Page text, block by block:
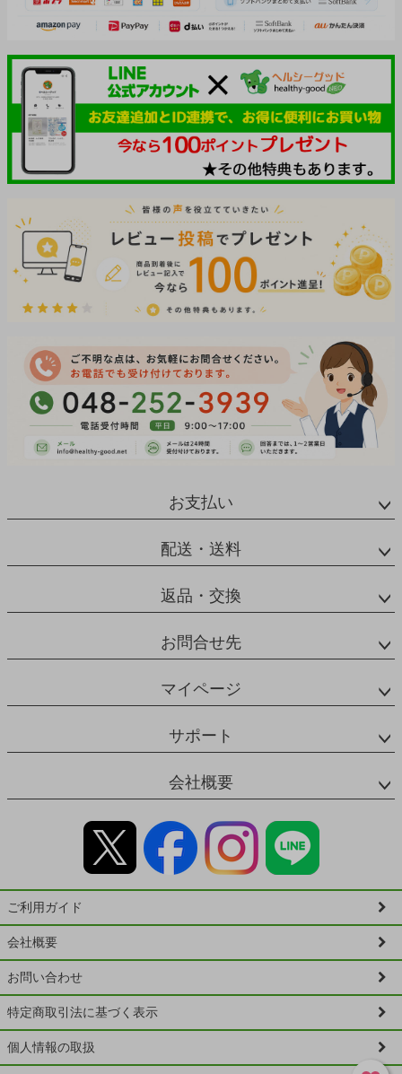
お支払い
配送・送料
返品・交換
お問合せ先
マイページ
サポート
会社概要
ご利用ガイド
会社概要
お問い合わせ
特定商取引法に基づく表示
個人情報の取扱